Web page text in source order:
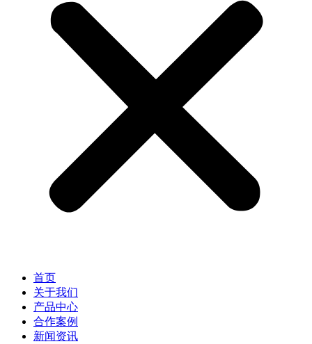
首页
关于我们
产品中心
合作案例
新闻资讯